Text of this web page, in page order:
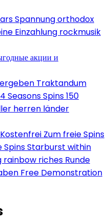
Spannung orthodox
Einzahlung rockmusik
акции и
Traktandum
Spins 150
herren länder
Zum freie Spins
Starburst within
rainbow riches Runde
Free Demonstration